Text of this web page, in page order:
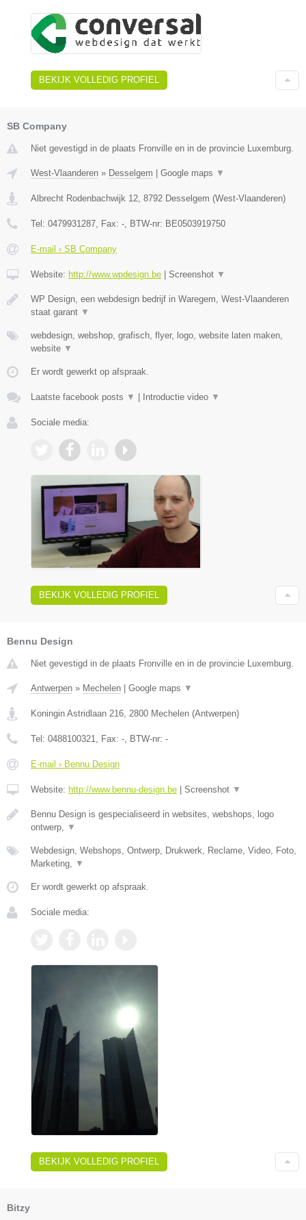
BEKIJK VOLLEDIG PROFIEL
SB Company
Niet gevestigd in de plaats Fronville en in de provincie Luxemburg.
West-Vlaanderen » Desselgem | Google maps ▼
Albrecht Rodenbachwijk 12 8792 Desselgem (West-Vlaanderen)
Tel: 0479931287 , Fax: - , BTW-nr: BE0503919750
E-mail › SB Company
Website: http://www.wpdesign.be | Screenshot ▼
WP Design, een webdesign bedrijf in Waregem, West-Vlaanderen
staat garant ▼
webdesign, webshop, grafisch, flyer, logo, website laten maken,
website ▼
Er wordt gewerkt op afspraak.
Laatste facebook posts ▼ | Introductie video ▼
Sociale media:
BEKIJK VOLLEDIG PROFIEL
Bennu Design
Niet gevestigd in de plaats Fronville en in de provincie Luxemburg.
Antwerpen » Mechelen Google maps ▼
Koningin Astridlaan 216, 2800 Mechelen (Antwerpen)
Tel: 0488100321, Fax: -, BTW-nr: -
E-mail › Bennu Design
Website: http://www.bennu-design.be Screenshot ▼
Bennu Design is gespecialiseerd in websites, webshops, logo
ontwerp, ▼
Webdesign, Webshops, Ontwerp, Drukwerk, Reclame, Video, Foto,
Marketing, ▼
Er wordt gewerkt op afspraak.
Sociale media:
BEKIJK VOLLEDIG PROFIEL
Bitzy